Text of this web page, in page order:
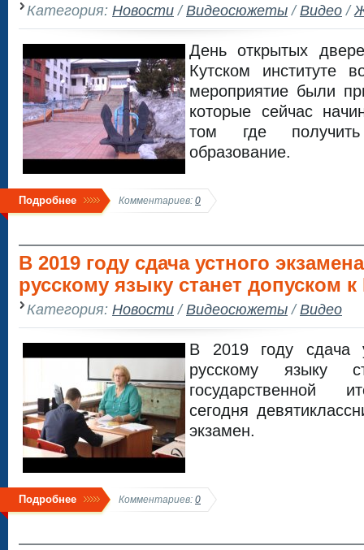
Категория: Новости/Видеосюжеты/Видео/
День открытых
Кутском институте
мероприятие были
которые сейчас
том где получить
образование.
Подробнее Комментариев: 0
В 2019 году сдача устного
русскому языку станет допуском
Категория: Новости/Видеосюжеты/Видео
В 2019 году сдача
русскому языку
государственной
сегодня
экзамен.
Подробнее Комментариев: 0